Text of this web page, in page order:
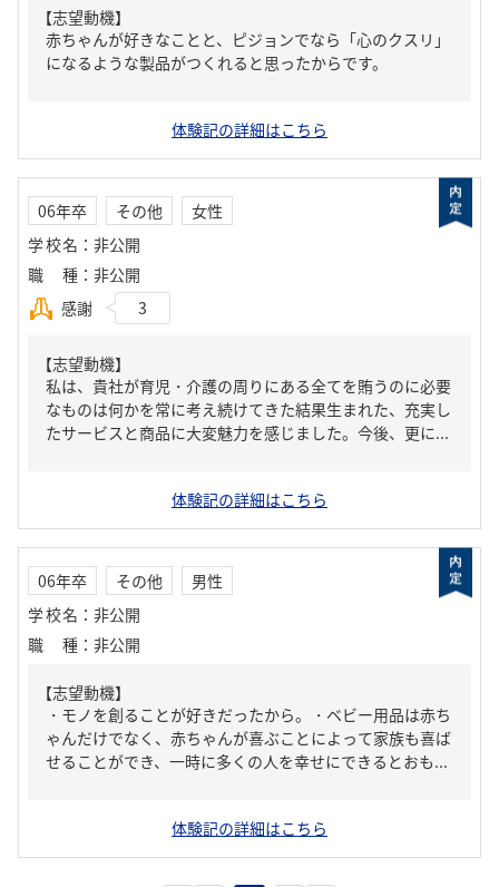
【志望動機】
赤ちゃんが好きなことと、ピジョンでなら「心のクスリ」
になるような製品がつくれると思ったからです。
体験記の詳細はこちら
06年卒 その他
女性
学校名 ： 非公開
職種 ： 非公開
感謝
3
【志望動機】
私は、貴社が育児・介護の周りにある全てを賄うのに必要
なものは何かを常に考え続けてきた結果生まれた、充実し
たサービスと商品に大変魅力を感じました。今後、更に...
体験記の詳細はこちら
06年卒 その他
男性
学校名 ： 非公開
職種 ： 非公開
【志望動機】
・モノを創ることが好きだったから。・ベビー用品は赤ち
ゃんだけでなく、赤ちゃんが喜ぶことによって家族も喜ば
せることができ、一時に多くの人を幸せにできるとおも...
体験記の詳細はこちら